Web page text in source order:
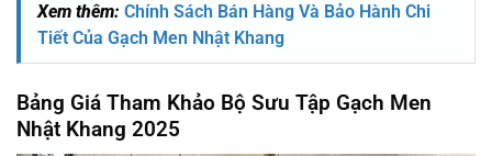
Xem thêm: Chính Sách Bán Hàng Và Bảo Hành Chi
Tiết Của Gạch Men Nhật Khang
Bảng Giá Tham Khảo Bộ Sưu Tập Gạch Men
Nhật Khang 2025